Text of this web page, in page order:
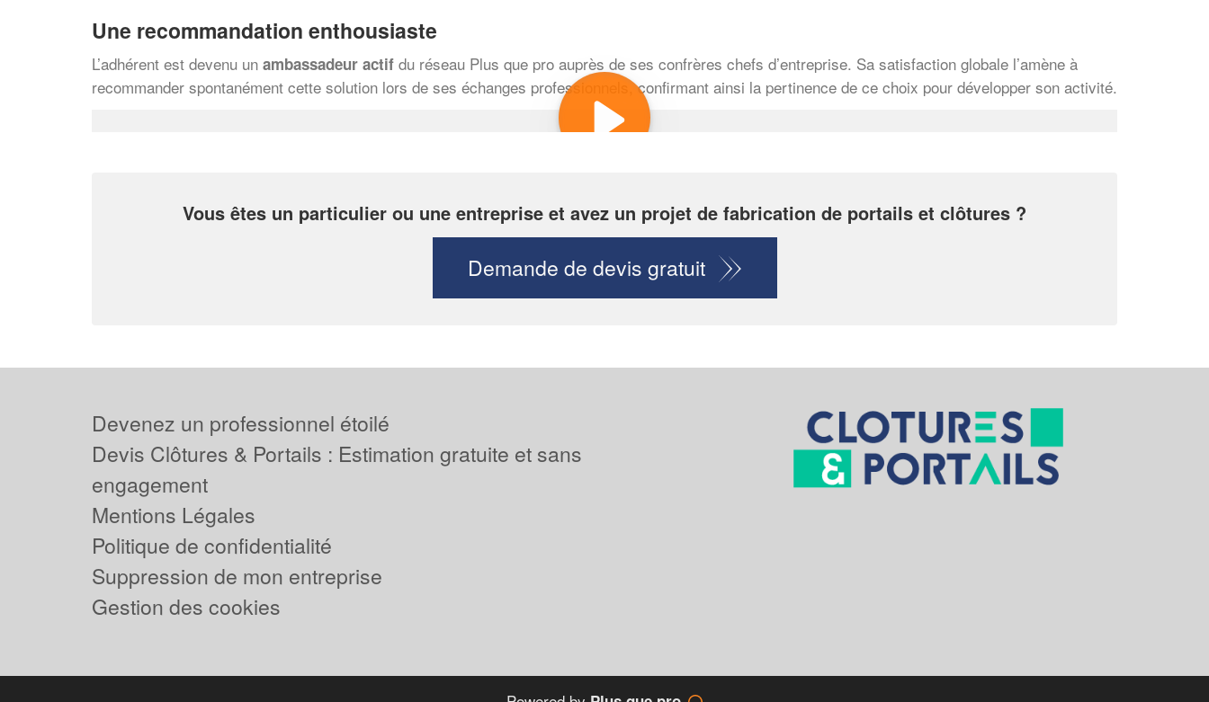
Une recommandation enthousiaste
L’adhérent est devenu un ambassadeur actif du réseau Plus que pro auprès de ses confrères chefs d’entreprise. Sa satisfaction globale l’amène à
recommander spontanément cette solution lors de ses échanges professionnels, confirmant ainsi la pertinence de ce choix pour développer son activité.
Vous êtes un particulier ou une entreprise et avez un projet de fabrication de portails et clôtures ?
Demande de devis gratuit
Devenez un professionnel étoilé
Devis Clôtures & Portails : Estimation gratuite et sans
engagement
Mentions Légales
Politique de confidentialité
Suppression de mon entreprise
Gestion des cookies